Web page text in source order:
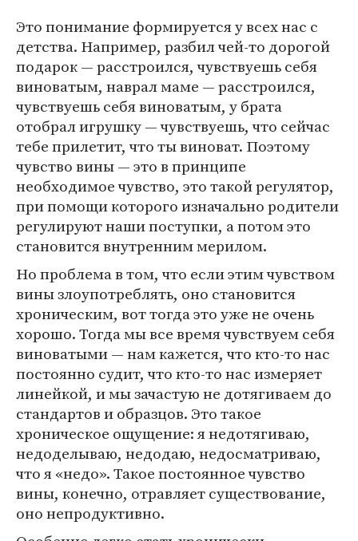
Это понимание формируется у всех нас с
детства. Например, разбил чей-то дорогой
подарок — расстроился, чувствуешь себя
виноватым, наврал маме — расстроился,
чувствуешь себя виноватым, у брата
отобрал игрушку — чувствуешь, что сейчас
тебе прилетит, что ты виноват. Поэтому
чувство вины — это в принципе
необходимое чувство, это такой регулятор,
при помощи которого изначально родители
регулируют наши поступки, а потом это
становится внутренним мерилом.
Но проблема в том, что если этим чувством
вины злоупотреблять, оно становится
хроническим, вот тогда это уже не очень
хорошо. Тогда мы все время чувствуем себя
виноватыми — нам кажется, что кто-то нас
постоянно судит, что кто-то нас измеряет
линейкой, и мы зачастую не дотягиваем до
стандартов и образцов. Это такое
хроническое ощущение: я недотягиваю,
недоделываю, недодаю, недосматриваю,
что я «недо». Такое постоянное чувство
вины, конечно, отравляет существование,
оно непродуктивно.